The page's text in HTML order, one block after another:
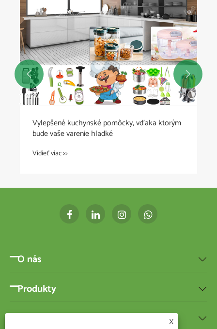
Vylepšené kuchynské pomôcky, vďaka ktorým
bude vaše varenie hladké
Vidieť viac >>
 
O nás 
Produkty 
Správy 
X